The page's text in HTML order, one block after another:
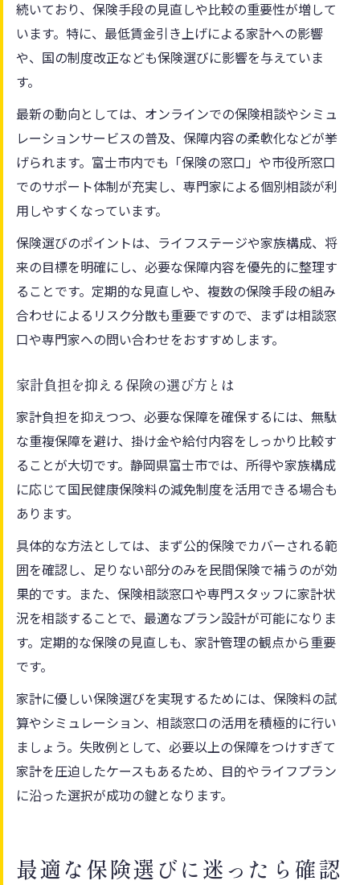
続いており、保険手段の見直しや比較の重要性が増して
います。特に、最低賃金引き上げによる家計への影響
や、国の制度改正なども保険選びに影響を与えていま
す。
最新の動向としては、オンラインでの保険相談やシミュ
レーションサービスの普及、保障内容の柔軟化などが挙
げられます。富士市内でも「保険の窓口」や市役所窓口
でのサポート体制が充実し、専門家による個別相談が利
用しやすくなっています。
保険選びのポイントは、ライフステージや家族構成、将
来の目標を明確にし、必要な保障内容を優先的に整理す
ることです。定期的な見直しや、複数の保険手段の組み
合わせによるリスク分散も重要ですので、まずは相談窓
口や専門家への問い合わせをおすすめします。
家計負担を抑える保険の選び方とは
家計負担を抑えつつ、必要な保障を確保するには、無駄
な重複保障を避け、掛け金や給付内容をしっかり比較す
ることが大切です。静岡県富士市では、所得や家族構成
に応じて国民健康保険料の減免制度を活用できる場合も
あります。
具体的な方法としては、まず公的保険でカバーされる範
囲を確認し、足りない部分のみを民間保険で補うのが効
果的です。また、保険相談窓口や専門スタッフに家計状
況を相談することで、最適なプラン設計が可能になりま
す。定期的な保険の見直しも、家計管理の観点から重要
です。
家計に優しい保険選びを実現するためには、保険料の試
算やシミュレーション、相談窓口の活用を積極的に行い
ましょう。失敗例として、必要以上の保障をつけすぎて
家計を圧迫したケースもあるため、目的やライフプラン
に沿った選択が成功の鍵となります。
最適な保険選びに迷ったら確認